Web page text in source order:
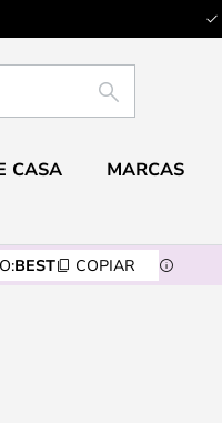
BUSCAR
CASA MARCAS
BEST COPIAR